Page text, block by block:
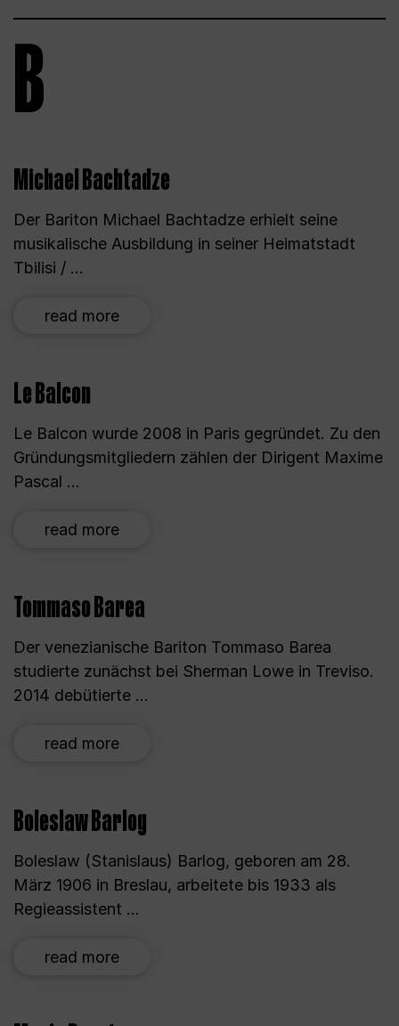
B
Michael Bachtadze
Der Bariton Michael Bachtadze erhielt seine
musikalische Ausbildung in seiner Heimatstadt
Tbilisi / ...
read more
Le Balcon
Le Balcon wurde 2008 in Paris gegründet. Zu den
Gründungsmitgliedern zählen der Dirigent Maxime
Pascal ...
read more
Tommaso Barea
Der venezianische Bariton Tommaso Barea
studierte zunächst bei Sherman Lowe in Treviso.
2014 debütierte ...
read more
Boleslaw Barlog
Boleslaw (Stanislaus) Barlog, geboren am 28.
März 1906 in Breslau, arbeitete bis 1933 als
Regieassistent ...
read more